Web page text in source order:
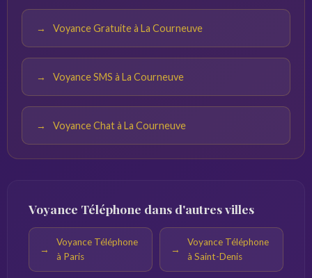
Voyance Gratuite à La Courneuve
Voyance SMS à La Courneuve
Voyance Chat à La Courneuve
Voyance Téléphone dans d'autres villes
Voyance Téléphone
à Paris
Voyance Téléphone
à Saint-Denis